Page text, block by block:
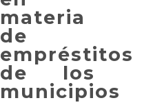
materia
de
empréstitos
de los
municipios